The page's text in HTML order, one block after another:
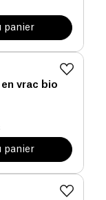
panier
vrac bio
panier